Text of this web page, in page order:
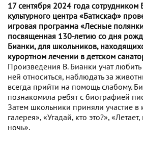
17 сентября 2024 года сотрудником
культурного центра «Батискаф»
игровая программа «Лесные
посвященная 130-летию со дня
Бианки, для школьников,
курортном лечении в детском
Произведения В. Бианки учат
ней относиться, наблюдать за
всегда прийти на помощь слабому.
познакомила ребят с биографией
Затем школьники приняли участие в
галерея», «Угадай, кто это?»,
ночь».